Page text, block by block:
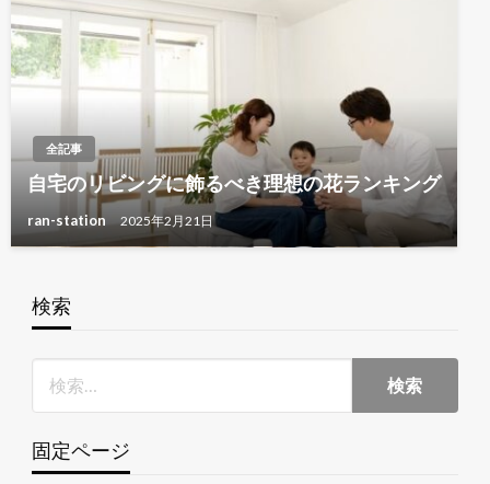
全記事
自宅のリビングに飾るべき理想の花ランキング
ran-station 2025年2月21日
検索
固定ページ